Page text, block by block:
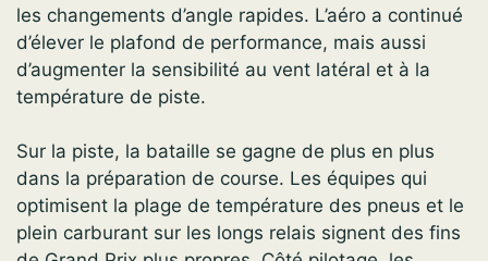
les changements d’angle rapides. L’aéro a continué
d’élever le plafond de performance, mais aussi
d’augmenter la sensibilité au vent latéral et à la
température de piste.
Sur la piste, la bataille se gagne de plus en plus
dans la préparation de course. Les équipes qui
optimisent la plage de température des pneus et le
plein carburant sur les longs relais signent des fins